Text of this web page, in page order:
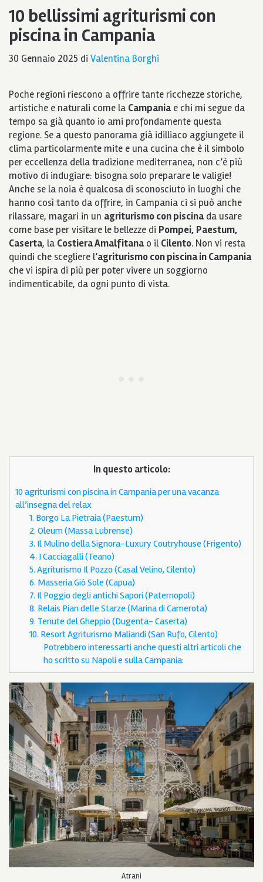
10 bellissimi agriturismi con
piscina in Campania
30 Gennaio 2025 di Valentina Borghi
Poche regioni riescono a offrire tante ricchezze storiche,
artistiche e naturali come la Campaniae chi mi segue da
tempo sa già quanto io ami profondamente questa
regione. Se a questo panorama già idilliaco aggiungete il
clima particolarmente mite e una cucina che è il simbolo
per eccellenza della tradizione mediterranea, non c’è più
motivo di indugiare: bisogna solo preparare le valigie!
Anche se la noia è qualcosa di sconosciuto in luoghi che
hanno così tanto da offrire, in Campania ci si può anche
rilassare, magari in un agriturismo con piscinada usare
come base per visitare le bellezze di Pompei, Paestum,
Caserta, la Costiera Amalfitanao ilCilento. Non vi resta
quindi che scegliere l’agriturismo con piscina in Campania
che vi ispira di più per poter vivere un soggiorno
indimenticabile, da ogni punto di vista.
In questo articolo:
10 agriturismi con piscina in Campania per una vacanza
all’insegna del relax
1. Borgo La Pietraia (Paestum)
2. Oleum (Massa Lubrense)
3. Il Mulino della Signora-Luxury Coutryhouse (Frigento)
4. I Cacciagalli (Teano)
5. Agriturismo Il Pozzo (Casal Velino, Cilento)
6. Masseria Giò Sole (Capua)
7. Il Poggio degli antichi Sapori (Paternopoli)
8. Relais Pian delle Starze (Marina di Camerota)
9. Tenute del Gheppio (Dugenta- Caserta)
10. Resort Agriturismo Maliandi (San Rufo, Cilento)
Potrebbero interessarti anche questi altri articoli che
ho scritto su Napoli e sulla Campania:
Atrani